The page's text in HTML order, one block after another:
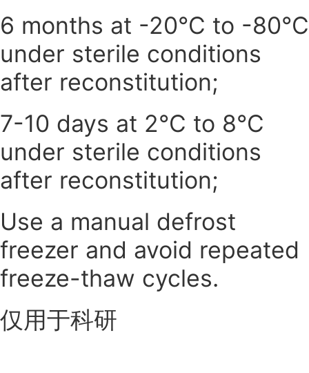
6 months at -20°C to -80°C
under sterile conditions
after reconstitution;
7-10 days at 2°C to 8°C
under sterile conditions
after reconstitution;
Use a manual defrost
freezer and avoid repeated
freeze-thaw cycles.
仅用于科研